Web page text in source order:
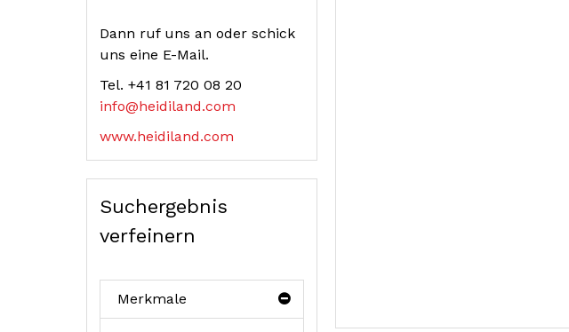
Dann ruf uns an oder schick
uns eine E-Mail.
Tel. +41 81 720 08 20
info@heidiland.com
www.heidiland.com
Suchergebnis
verfeinern
Merkmale